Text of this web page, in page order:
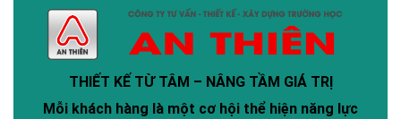
THIẾT KẾ TỪ TÂM – NÂNG TẦM GIÁ TRỊ
Mỗi khách hàng là một cơ hội thể hiện năng lực